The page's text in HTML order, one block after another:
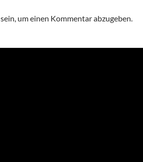
sein, um einen Kommentar abzugeben.